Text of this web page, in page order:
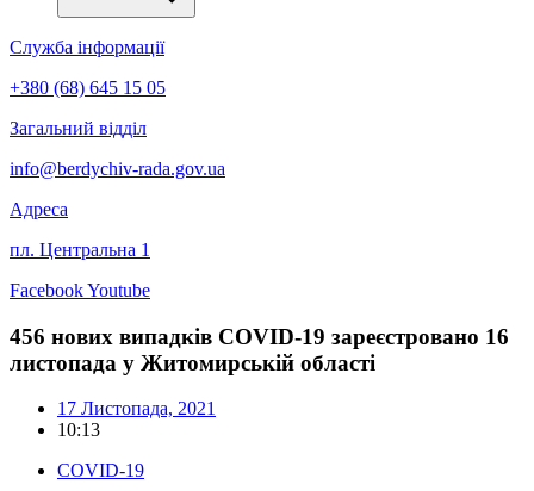
Служба інформації
+380 (68) 645 15 05
Загальний відділ
info@berdychiv-rada.gov.ua
Адреса
пл. Центральна 1
FacebookYoutube
456 нових випадків COVID-19 зареєстровано 16
листопада у Житомирській області
17 Листопада, 2021
10:13
COVID-19